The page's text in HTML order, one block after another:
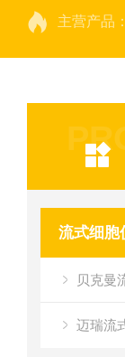
主营产品：
流式细胞
贝克曼
迈瑞流